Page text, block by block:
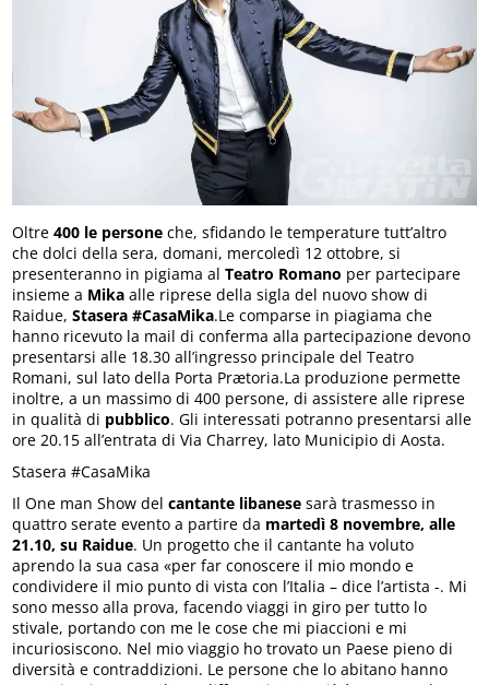
Oltre 400 le persone che, sfidando le temperature tutt’altro
che dolci della sera, domani, mercoledì 12 ottobre, si
presenteranno in pigiama al Teatro Romano per partecipare
insieme a Mika alle riprese della sigla del nuovo show di
Raidue,Stasera #CasaMika.Le comparse in piagiama che
hanno ricevuto la mail di conferma alla partecipazione devono
presentarsi alle 18.30 all’ingresso principale del Teatro
Romani, sul lato della Porta Prætoria.La produzione permette
inoltre, a un massimo di 400 persone, di assistere alle riprese
in qualità di pubblico. Gli interessati potranno presentarsi alle
ore 20.15 all’entrata di Via Charrey, lato Municipio di Aosta.
Stasera #CasaMika
Il One man Show delcantante libanese sarà trasmesso in
quattro serate evento a partire da martedì 8 novembre, alle
21.10, su Raidue. Un progetto che il cantante ha voluto
aprendo la sua casa «per far conoscere il mio mondo e
condividere il mio punto di vista con l’Italia – dice l’artista -. Mi
sono messo alla prova, facendo viaggi in giro per tutto lo
stivale, portando con me le cose che mi piaccioni e mi
incuriosiscono. Nel mio viaggio ho trovato un Paese pieno di
diversità e contraddizioni. Le persone che lo abitano hanno